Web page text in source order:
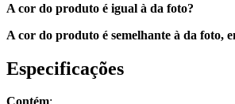
A cor do produto é igual à da foto?
A cor do produto é semelhante à da foto,
Especificações